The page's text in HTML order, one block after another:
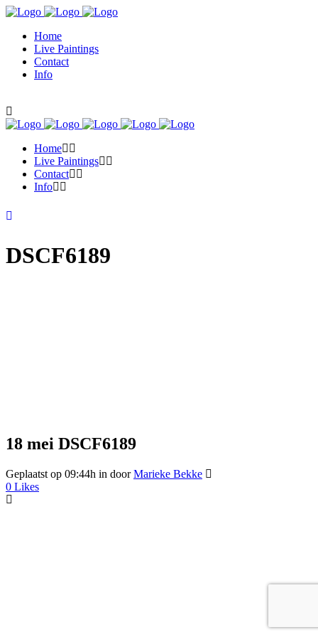
Home
Live Paintings
Contact
Info
Home
Live Paintings
Contact
Info
DSCF6189
18 mei DSCF6189
Geplaatst op 09:44h in doorMarieke Bekke
0 Likes